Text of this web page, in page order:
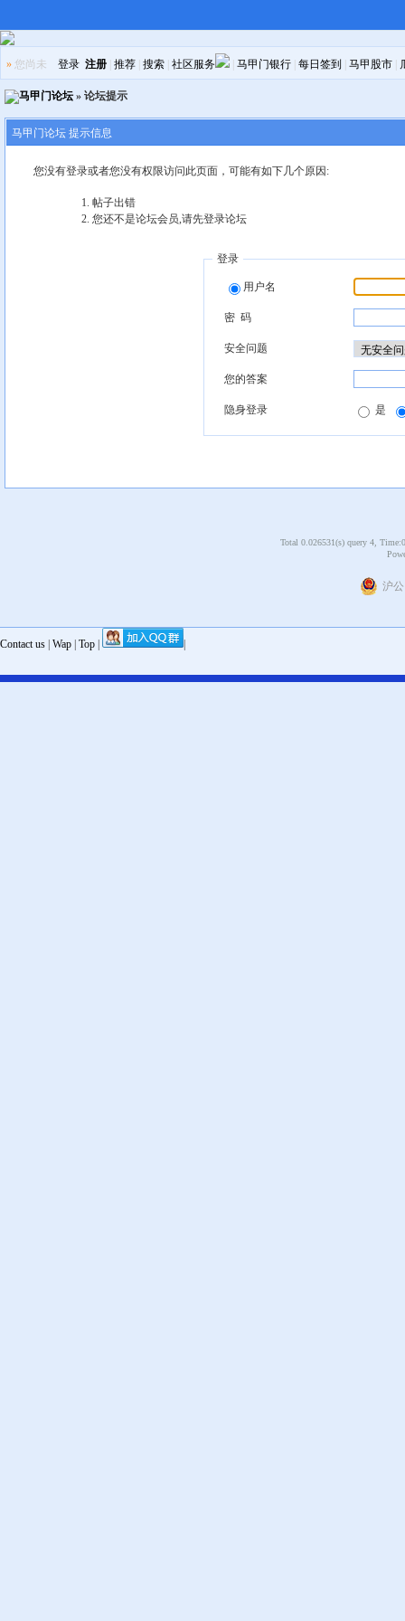
» 您尚未 登录 注册 推荐 搜索 社区服务 马甲门银行 每日签到 马甲股市
马甲门论坛 » 论坛提示
马甲门论坛 提示信息
您没有登录或者您没有权限访问此页面，可能有如下几个原因:
帖子出错
您还不是论坛会员,请先登录论坛
登录
用户名
密 码
安全问题
您的答案
隐身登录 是
Total 0.026531(s) query 4,
沪公
Contact us Wap Top